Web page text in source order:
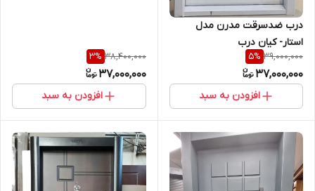
درب ضدسرقت مدرن مدل
استار- کیان درب
39,000,000
5%
37,000,000
افزودن به سبد
38,400,000
3%
37,000,000
افزودن به سبد